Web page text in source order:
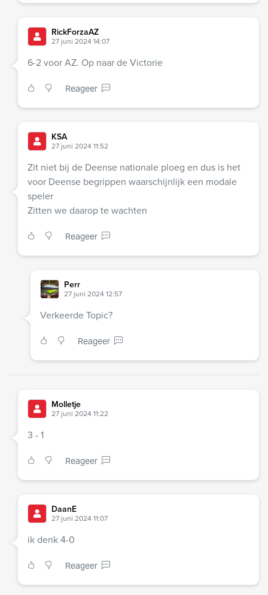
RickForzaAZ
27 juni 2024 14:07
6-2 voor AZ. Op naar de Victorie
Reageer
KSA
27 juni 2024 11:52
Zit niet bij de Deense nationale ploeg en dus is het
voor Deense begrippen waarschijnlijk een modale
speler
Zitten we daarop te wachten
Reageer
Perr
27 juni 2024 12:57
Verkeerde Topic?
Reageer
Molletje
27 juni 2024 11:22
3 - 1
Reageer
DaanE
27 juni 2024 11:07
ik denk 4-0
Reageer